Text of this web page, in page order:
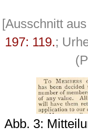
[Ausschnitt
197: 119.;
Abb. 3: